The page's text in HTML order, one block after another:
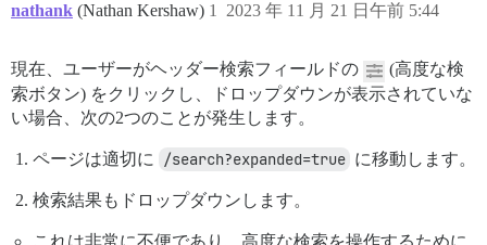
nathank (Nathan Kershaw) 2023 年 11 月 21 日午前 5:44
1
現在、ユーザーがヘッダー検索フィールドの
(高度な検
索ボタン) をクリックし、ドロップダウンが表示されていな
い場合、次の2つのことが発生します。
ページは適切に /search?expanded=true に移動します。
検索結果もドロップダウンします。
これは非常に不便であり、高度な検索を操作するために